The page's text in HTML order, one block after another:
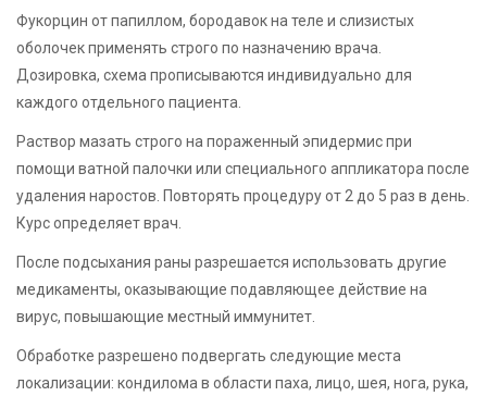
Фукорцин от папиллом, бородавок на теле и слизистых
оболочек применять строго по назначению врача.
Дозировка, схема прописываются индивидуально для
каждого отдельного пациента.
Раствор мазать строго на пораженный эпидермис при
помощи ватной палочки или специального аппликатора после
удаления наростов. Повторять процедуру от 2 до 5 раз в день.
Курс определяет врач.
После подсыхания раны разрешается использовать другие
медикаменты, оказывающие подавляющее действие на
вирус, повышающие местный иммунитет.
Обработке разрешено подвергать следующие места
локализации: кондилома в области паха, лицо, шея, нога, рука,